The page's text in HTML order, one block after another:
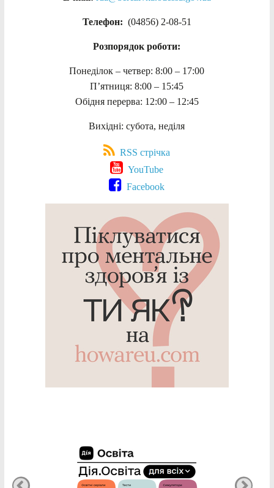
Телефон: (04856) 2-08-51
Розпорядок роботи:
Понеділок – четвер: 8:00 – 17:00
П’ятниця: 8:00 – 15:45
Обідня перерва: 12:00 – 12:45
Вихідні: субота, неділя
RSS стрічка
YouTube
Facebook